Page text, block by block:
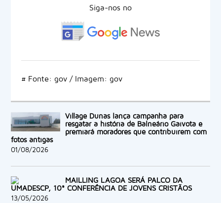
Siga-nos no
# Fonte: gov / Imagem: gov
Village Dunas lança campanha para
resgatar a história de Balneário Gaivota e
premiará moradores que contribuírem com
fotos antigas
01/08/2026
MAILLING LAGOA SERÁ PALCO DA
UMADESCP, 10ª CONFERÊNCIA DE JOVENS CRISTÃOS
13/05/2026